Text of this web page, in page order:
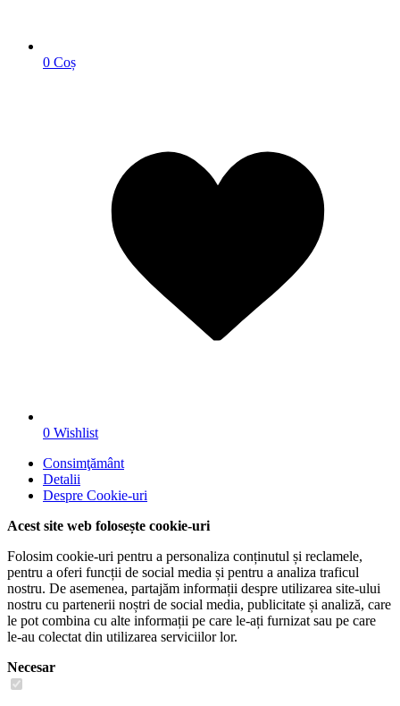
0 Coș
0 Wishlist
Consimţământ
Detalii
Despre Cookie-uri
Acest site web folosește cookie-uri
Folosim cookie-uri pentru a personaliza conținutul și reclamele,
pentru a oferi funcții de social media și pentru a analiza traficul
nostru. De asemenea, partajăm informații despre utilizarea site-ului
nostru cu partenerii noștri de social media, publicitate și analiză, care
le pot combina cu alte informații pe care le-ați furnizat sau pe care
le-au colectat din utilizarea serviciilor lor.
Necesar